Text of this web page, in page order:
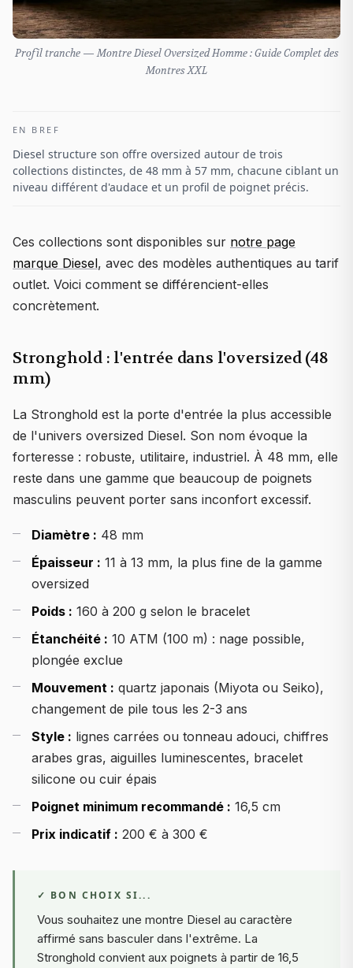
Profil tranche — Montre Diesel Oversized Homme : Guide Complet des
Montres XXL
EN BREF
Diesel structure son offre oversized autour de trois
collections distinctes, de 48 mm à 57 mm, chacune ciblant un
niveau différent d'audace et un profil de poignet précis.
Ces collections sont disponibles sur notre page
marque Diesel, avec des modèles authentiques au tarif
outlet. Voici comment se différencient-elles
concrètement.
Stronghold : l'entrée dans l'oversized (48
mm)
La Stronghold est la porte d'entrée la plus accessible
de l'univers oversized Diesel. Son nom évoque la
forteresse : robuste, utilitaire, industriel. À 48 mm, elle
reste dans une gamme que beaucoup de poignets
masculins peuvent porter sans inconfort excessif.
Diamètre : 48 mm
Épaisseur : 11 à 13 mm, la plus fine de la gamme
oversized
Poids : 160 à 200 g selon le bracelet
Étanchéité : 10 ATM (100 m) : nage possible,
plongée exclue
Mouvement : quartz japonais (Miyota ou Seiko),
changement de pile tous les 2-3 ans
Style : lignes carrées ou tonneau adouci, chiffres
arabes gras, aiguilles luminescentes, bracelet
silicone ou cuir épais
Poignet minimum recommandé : 16,5 cm
Prix indicatif : 200 € à 300 €
✓ BON CHOIX SI...
Vous souhaitez une montre Diesel au caractère
affirmé sans basculer dans l'extrême. La
Stronghold convient aux poignets à partir de 16,5